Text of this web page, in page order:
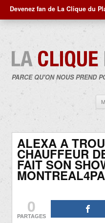
Devenez fan de La Clique du
PARCE QU'ON NOUS PREND
ALEXA A
CHAUFFEUR
FAIT SON
0
PARTAGES